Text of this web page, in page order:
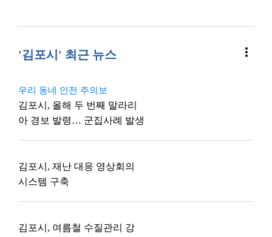
'김포시' 최근 뉴스 more_vert
우리 동네 안전 주의보
김포시, 올해 두 번째 말라리
아 경보 발령… 군집사례 발생
김포시, 재난 대응 영상회의
시스템 구축
김포시, 여름철 수질관리 강